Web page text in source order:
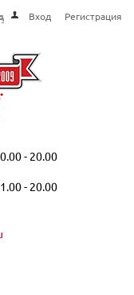
Вход Регистрация
- 20.00
- 20.00